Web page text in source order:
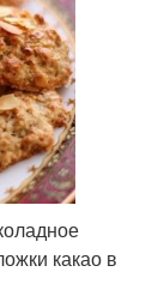
какао в